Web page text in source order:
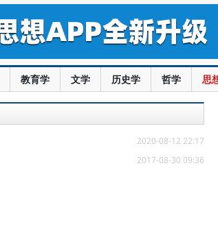
教育学 文学 历史学 哲学 思
2020-08-12 22:17
2017-08-30 09:36